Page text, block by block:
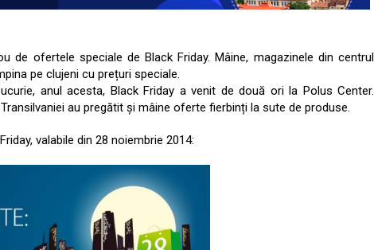
de ofertele speciale de Black Friday. Mâine, magazinele din centrul
pe clujeni cu prețuri speciale.
anul acesta, Black Friday a venit de două ori la Polus Center.
au pregătit și mâine oferte fierbinți la sute de produse.
valabile din 28 noiembrie 2014: